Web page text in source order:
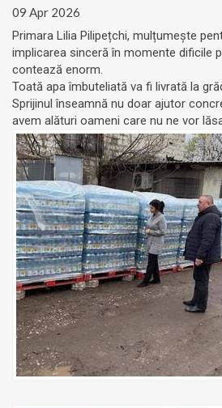
09 Apr 2026
Primara Lilia Pilipețchi, mulțumește
implicarea sinceră în momente dificile
contează enorm.
Toată apa îmbuteliată va fi livrată la
Sprijinul înseamnă nu doar ajutor
avem alături oameni care nu ne vor